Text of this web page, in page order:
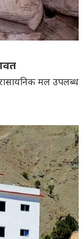
रासायनिक मल उपलब्ध